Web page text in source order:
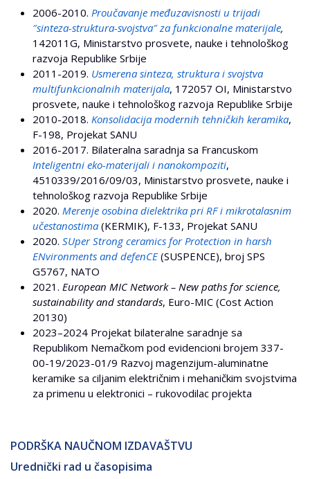
2006-2010. Proučavanje međuzavisnosti u trijadi
″sinteza-struktura-svojstva″ za funkcionalne materijale,
142011G, Ministarstvo prosvete, nauke i tehnološkog
razvoja Republike Srbije
2011-2019. Usmerena sinteza, struktura i svojstva
multifunkcionalnih materijala, 172057 OI, Ministarstvo
prosvete, nauke i tehnološkog razvoja Republike Srbije
2010-2018. Konsolidacija modernih tehničkih keramika,
F-198, Projekat SANU
2016-2017. Bilateralna saradnja sa Francuskom
Inteligentni eko-materijali i nanokompoziti,
4510339/2016/09/03, Ministarstvo prosvete, nauke i
tehnološkog razvoja Republike Srbije
2020. Merenje osobina dielektrika pri RF i mikrotalasnim
učestanostima (KERMIK), F-133, Projekat SANU
2020. SUper Strong ceramics for Protection in harsh
ENvironments and defenCE(SUSPENCE), broj SPS
G5767, NATO
2021. European MIC Network – New paths for science,
sustainability and standards, Euro-MIC (Cost Action
20130)
2023–2024 Projekat bilateralne saradnje sa
Republikom Nemačkom pod evidencioni brojem 337-
00-19/2023-01/9 Razvoj magenzijum-aluminatne
keramike sa ciljanim električnim i mehaničkim svojstvima
za primenu u elektronici – rukovodilac projekta
PODRŠKA NAUČNOM IZDAVAŠTVU
Urednički rad u časopisima